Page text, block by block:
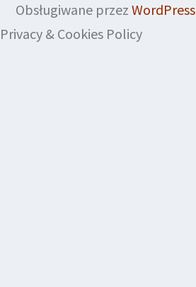
Obsługiwane przezWordPress
Privacy & Cookies Policy